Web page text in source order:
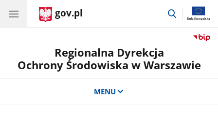
gov.pl
przejdź
Regionalna Dyrekcja
Ochrony Środowiska w Warszawie
MENU